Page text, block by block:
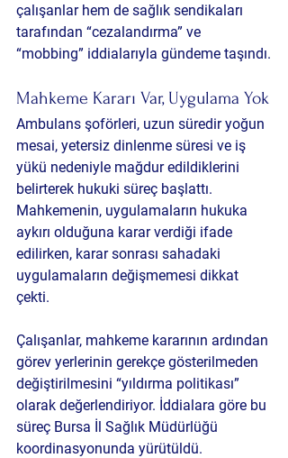
çalışanlar hem de sağlık sendikaları
tarafından “cezalandırma” ve
“mobbing” iddialarıyla gündeme taşındı.
Mahkeme Kararı Var, Uygulama Yok
Ambulans şoförleri, uzun süredir yoğun
mesai, yetersiz dinlenme süresi ve iş
yükü nedeniyle mağdur edildiklerini
belirterek hukuki süreç başlattı.
Mahkemenin, uygulamaların hukuka
aykırı olduğuna karar verdiği ifade
edilirken, karar sonrası sahadaki
uygulamaların değişmemesi dikkat
çekti.
Çalışanlar, mahkeme kararının ardından
görev yerlerinin gerekçe gösterilmeden
değiştirilmesini “yıldırma politikası”
olarak değerlendiriyor. İddialara göre bu
süreç Bursa İl Sağlık Müdürlüğü
koordinasyonunda yürütüldü.